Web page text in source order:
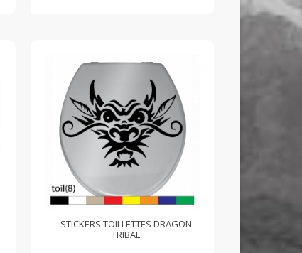
STICKERS TOILLETTES DRAGON
TRIBAL